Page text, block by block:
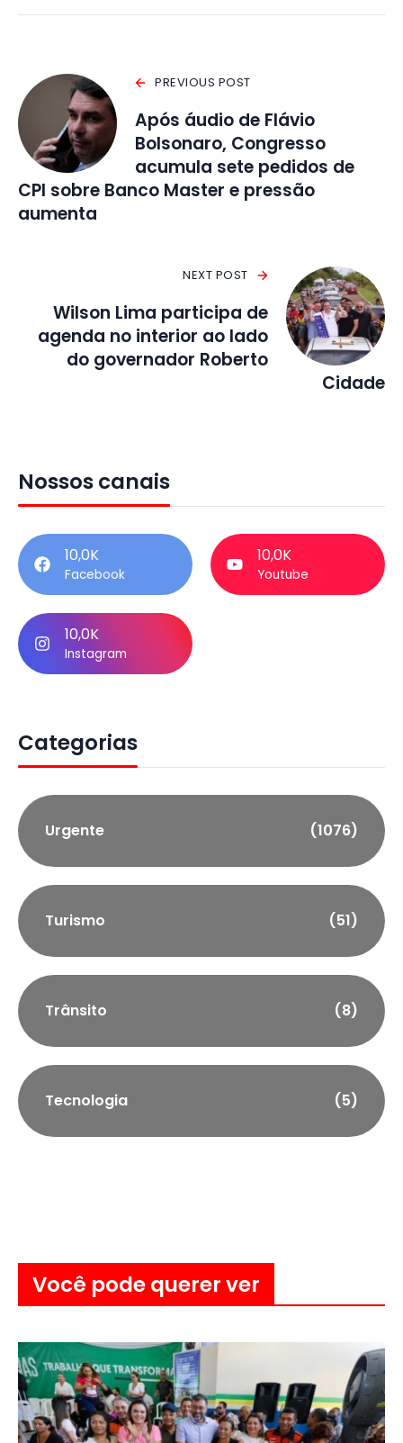
PREVIOUS POST
Após áudio de Flávio
Bolsonaro, Congresso
acumula sete pedidos de
CPI sobre Banco Master e pressão
aumenta
NEXT POST
Wilson Lima participa de
agenda no interior ao lado
do governador Roberto
Cidade
Nossos canais
10,0K
Facebook
10,0K
Youtube
10,0K
Instagram
Categorias
Urgente (1076)
Turismo (51)
Trânsito (8)
Tecnologia (5)
Você pode querer ver